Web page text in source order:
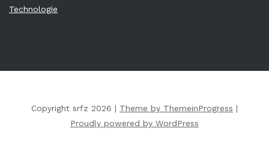
Technologie
Copyright srfz 2026 | Theme by ThemeinProgress |
Proudly powered by WordPress